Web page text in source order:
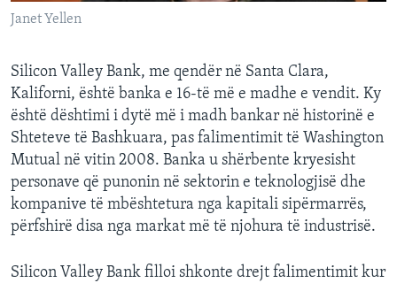
Janet Yellen
Silicon Valley Bank, me qendër në Santa Clara,
Kaliforni, është banka e 16-të më e madhe e vendit. Ky
është dështimi i dytë më i madh bankar në historinë e
Shteteve të Bashkuara, pas falimentimit të Washington
Mutual në vitin 2008. Banka u shërbente kryesisht
personave që punonin në sektorin e teknologjisë dhe
kompanive të mbështetura nga kapitali sipërmarrës,
përfshirë disa nga markat më të njohura të industrisë.
Silicon Valley Bank filloi shkonte drejt falimentimit kur